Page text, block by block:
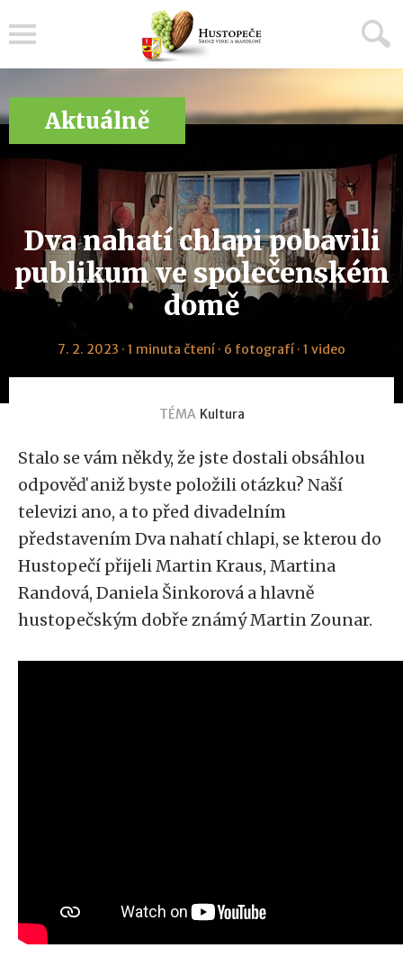
Aktuálně
Dva nahatí chlapi pobavili
publikum ve společenském
domě
7. 2. 2023 · 1 minuta čtení · 6 fotografí · 1 video
TÉMA Kultura
Stalo se vám někdy, že jste dostali obsáhlou
odpověď aniž byste položili otázku? Naší
televizi ano, a to před divadelním
představením Dva nahatí chlapi, se kterou do
Hustopečí přijeli Martin Kraus, Martina
Randová, Daniela Šinkorová a hlavně
hustopečským dobře známý Martin Zounar.